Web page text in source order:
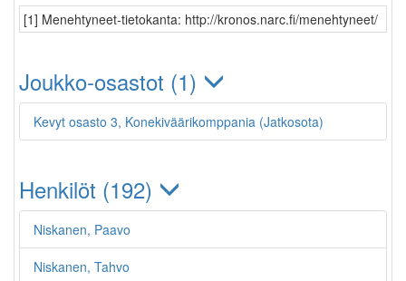
[1] Menehtyneet-tietokanta: http://kronos.narc.fi/menehtyneet/
Joukko-osastot (1)
Kevyt osasto 3, Konekiväärikomppania (Jatkosota)
Henkilöt (192)
Niskanen, Paavo
Niskanen, Tahvo